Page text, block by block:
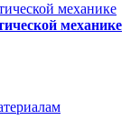
механике